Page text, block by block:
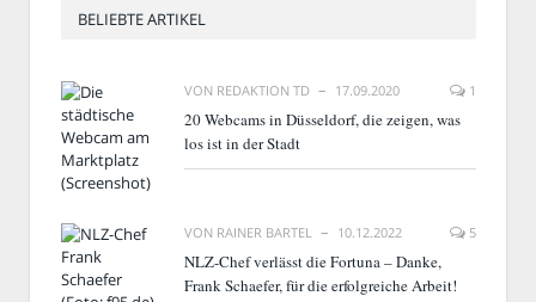
BELIEBTE ARTIKEL
VON REDAKTION TD 17.09.2020 1
20 Webcams in Düsseldorf, die zeigen, was
los ist in der Stadt
VON RAINER BARTEL 10.12.2022 5
NLZ-Chef verlässt die Fortuna – Danke,
Frank Schaefer, für die erfolgreiche Arbeit!